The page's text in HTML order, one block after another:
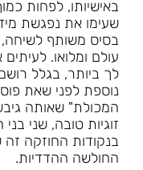
באישיותו, לפחות
שעימו את נפגשת
בסיס משותף
עולם ומלואו.
לך ביותר, בגלל
נוספת לפני שאת
המכולת" שאותה
זוגיות טובה, שני
בנקודות החוזקה
החולשה ההדדיות.